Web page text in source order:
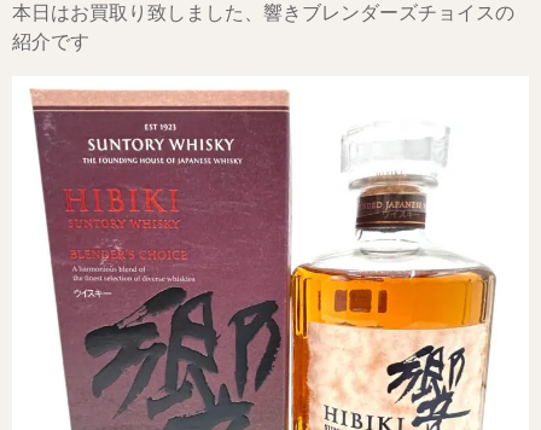
本日はお買取り致しました、響きブレンダーズチョイスの
紹介です